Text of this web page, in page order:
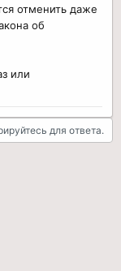
отменить даже
об
или
для ответа.